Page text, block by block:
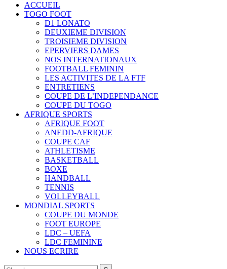
ACCUEIL
TOGO FOOT
D1 LONATO
DEUXIEME DIVISION
TROISIEME DIVISION
EPERVIERS DAMES
NOS INTERNATIONAUX
FOOTBALL FEMININ
LES ACTIVITES DE LA FTF
ENTRETIENS
COUPE DE L’INDEPENDANCE
COUPE DU TOGO
AFRIQUE SPORTS
AFRIQUE FOOT
ANEDD-AFRIQUE
COUPE CAF
ATHLETISME
BASKETBALL
BOXE
HANDBALL
TENNIS
VOLLEYBALL
MONDIAL SPORTS
COUPE DU MONDE
FOOT EUROPE
LDC – UEFA
LDC FEMININE
NOUS ECRIRE